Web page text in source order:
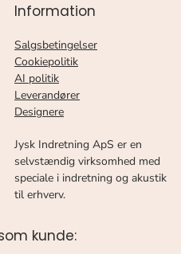
Information
Salgsbetingelser
Cookiepolitik
AI politik
Leverandører
Designere
Jysk Indretning ApS er en
selvstændig virksomhed med
speciale i indretning og akustik
til erhverv.
kunde: